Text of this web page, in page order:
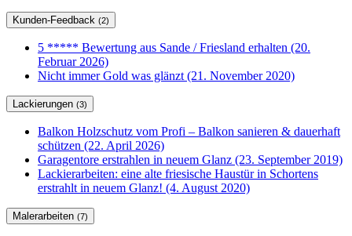
Kunden-Feedback (2)
5 ***** Bewertung aus Sande / Friesland erhalten (20.
Februar 2026)
Nicht immer Gold was glänzt (21. November 2020)
Lackierungen (3)
Balkon Holzschutz vom Profi – Balkon sanieren & dauerhaft
schützen (22. April 2026)
Garagentore erstrahlen in neuem Glanz (23. September 2019)
Lackierarbeiten: eine alte friesische Haustür in Schortens
erstrahlt in neuem Glanz! (4. August 2020)
Malerarbeiten (7)